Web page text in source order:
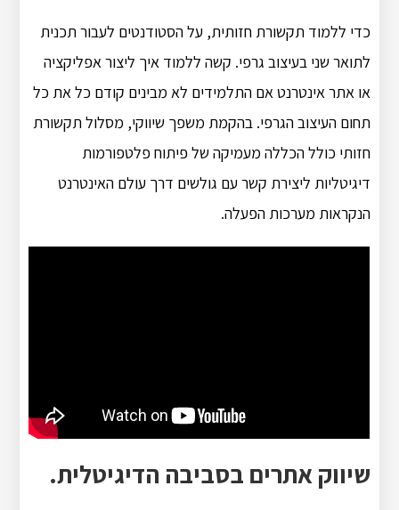
כדי ללמוד תקשורת חזותית, על הסטודנטים לעבור תכנית
לתואר שני בעיצוב גרפי. קשה ללמוד איך ליצור אפליקציה
או אתר אינטרנט אם התלמידים לא מבינים קודם כל את כל
תחום העיצוב הגרפי. בהקמת משפך שיווקי, מסלול תקשורת
חזותי כולל הכללה מעמיקה של פיתוח פלטפורמות
דיגיטליות ליצירת קשר עם גולשים דרך עולם האינטרנט
הנקראות מערכות הפעלה.
שיווק אתרים בסביבה הדיגיטלית.